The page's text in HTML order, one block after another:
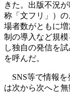
きた。出版不況
称「文フリ」）
場者数がともに
制の導入など規
し独自の発信を
を呼んだ。
SNS等で情報を
は次から次へと